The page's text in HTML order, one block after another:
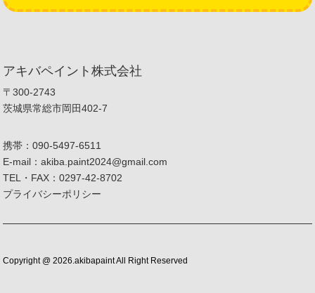
アキバペイント株式会社
〒300-2743
茨城県常総市岡田402-7
携帯：090-5497-6511
E-mail：akiba.paint2024@gmail.com
TEL・FAX：0297-42-8702
プライバシーポリシー
Copyright @ 2026.akibapaint All Right Reserved